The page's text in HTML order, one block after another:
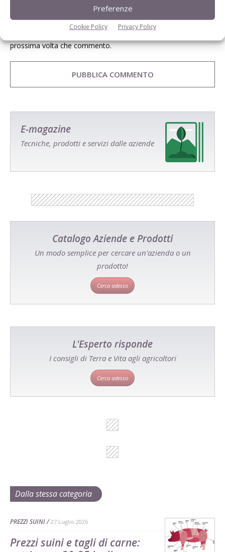
Preferenze
Cookie Policy Privacy Policy
prossima volta che commento.
E-magazine
Tecniche, prodotti e servizi dalle aziende
Catalogo Aziende e Prodotti
Un modo semplice per cercare un'azienda o un
prodotto!
Cerca adesso
L'Esperto risponde
I consigli di Terra e Vita agli agricoltori
Cerca adesso
Dalla stessa categoria
PREZZI SUINI 27 Luglio 2026
Prezzi suini e tagli di carne: